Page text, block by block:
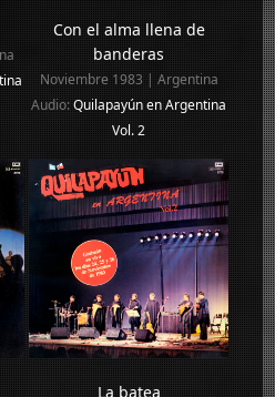
Con el alma llena de
banderas
Noviembre 1983 | Argentina
Audio:Quilapayún en Argentina
Vol. 2
La batea